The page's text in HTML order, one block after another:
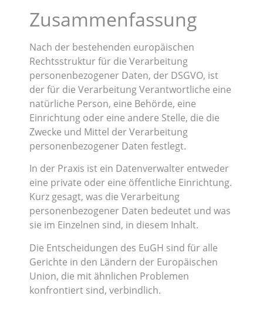
Zusammenfassung
Nach der bestehenden europäischen
Rechtsstruktur für die Verarbeitung
personenbezogener Daten, der DSGVO, ist
der für die Verarbeitung Verantwortliche eine
natürliche Person, eine Behörde, eine
Einrichtung oder eine andere Stelle, die die
Zwecke und Mittel der Verarbeitung
personenbezogener Daten festlegt.
In der Praxis ist ein Datenverwalter entweder
eine private oder eine öffentliche Einrichtung.
Kurz gesagt, was die Verarbeitung
personenbezogener Daten bedeutet und was
sie im Einzelnen sind, in diesem Inhalt.
Die Entscheidungen des EuGH sind für alle
Gerichte in den Ländern der Europäischen
Union, die mit ähnlichen Problemen
konfrontiert sind, verbindlich.